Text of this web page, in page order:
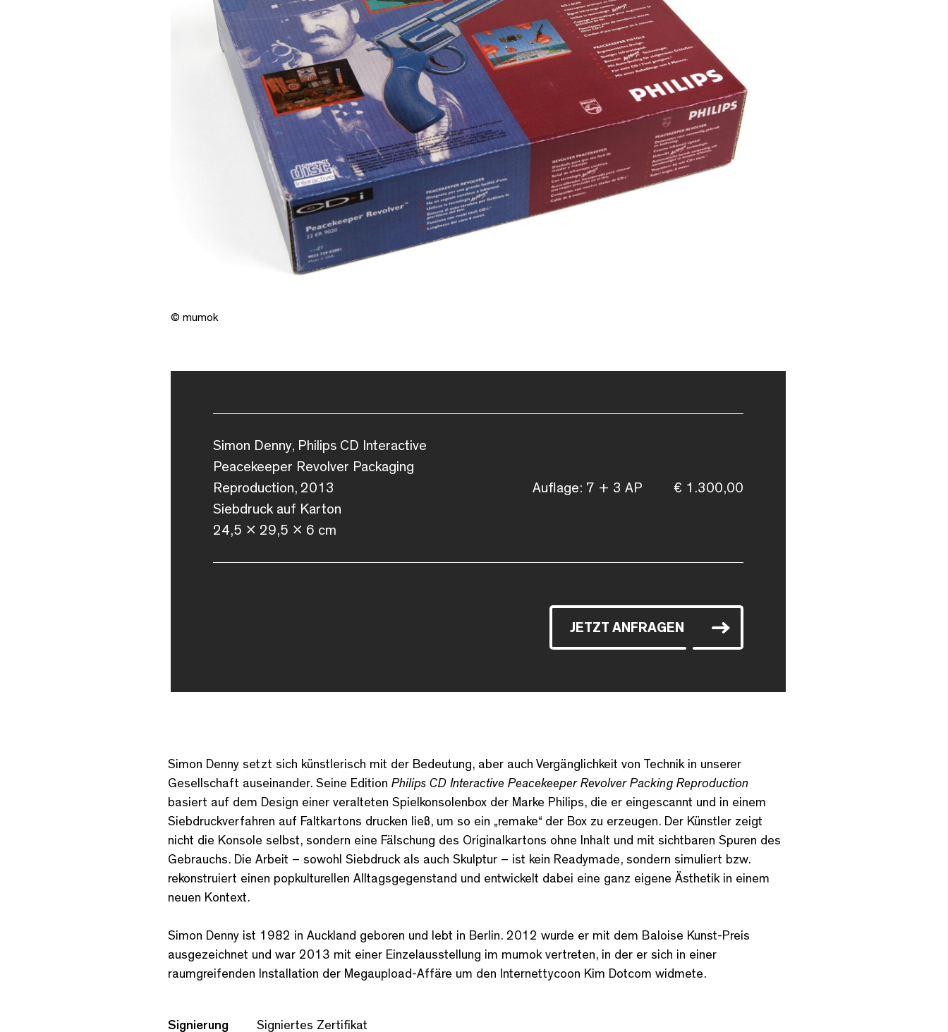
© mumok
Simon Denny, Philips CD Interactive
Peacekeeper Revolver Packaging
Reproduction, 2013
Siebdruck auf Karton
24,5 x 29,5 x 6 cm
Auflage: 7 + 3 AP € 1.300,00
JETZT ANFRAGEN
Simon Denny setzt sich künstlerisch mit der Bedeutung, aber auch Vergänglichkeit von Technik in unserer
Gesellschaft auseinander. Seine Edition Philips CD Interactive Peacekeeper Revolver Packing Reproduction
basiert auf dem Design einer veralteten Spielkonsolenbox der Marke Philips, die er eingescannt und in einem
Siebdruckverfahren auf Faltkartons drucken ließ, um so ein „remake“ der Box zu erzeugen. Der Künstler zeigt
nicht die Konsole selbst, sondern eine Fälschung des Originalkartons ohne Inhalt und mit sichtbaren Spuren des
Gebrauchs. Die Arbeit – sowohl Siebdruck als auch Skulptur – ist kein Readymade, sondern simuliert bzw.
rekonstruiert einen popkulturellen Alltagsgegenstand und entwickelt dabei eine ganz eigene Ästhetik in einem
neuen Kontext.
Simon Denny ist 1982 in Auckland geboren und lebt in Berlin. 2012 wurde er mit dem Baloise Kunst-Preis
ausgezeichnet und war 2013 mit einer Einzelausstellung im mumok vertreten, in der er sich in einer
raumgreifenden Installation der Megaupload-Affäre um den Internettycoon Kim Dotcom widmete.
Signierung Signiertes Zertifikat